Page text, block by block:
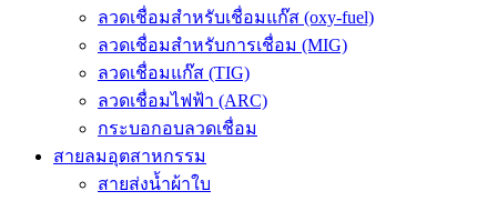
ลวดเชื่อมสำหรับเชื่อมแก๊ส (oxy-fuel)
ลวดเชื่อมสำหรับการเชื่อม (MIG)
ลวดเชื่อมแก๊ส (TIG)
ลวดเชื่อมไฟฟ้า (ARC)
กระบอกอบลวดเชื่อม
สายลมอุตสาหกรรม
สายส่งน้ำผ้าใบ